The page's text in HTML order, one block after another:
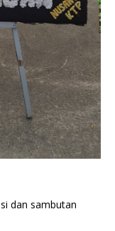
dan sambutan